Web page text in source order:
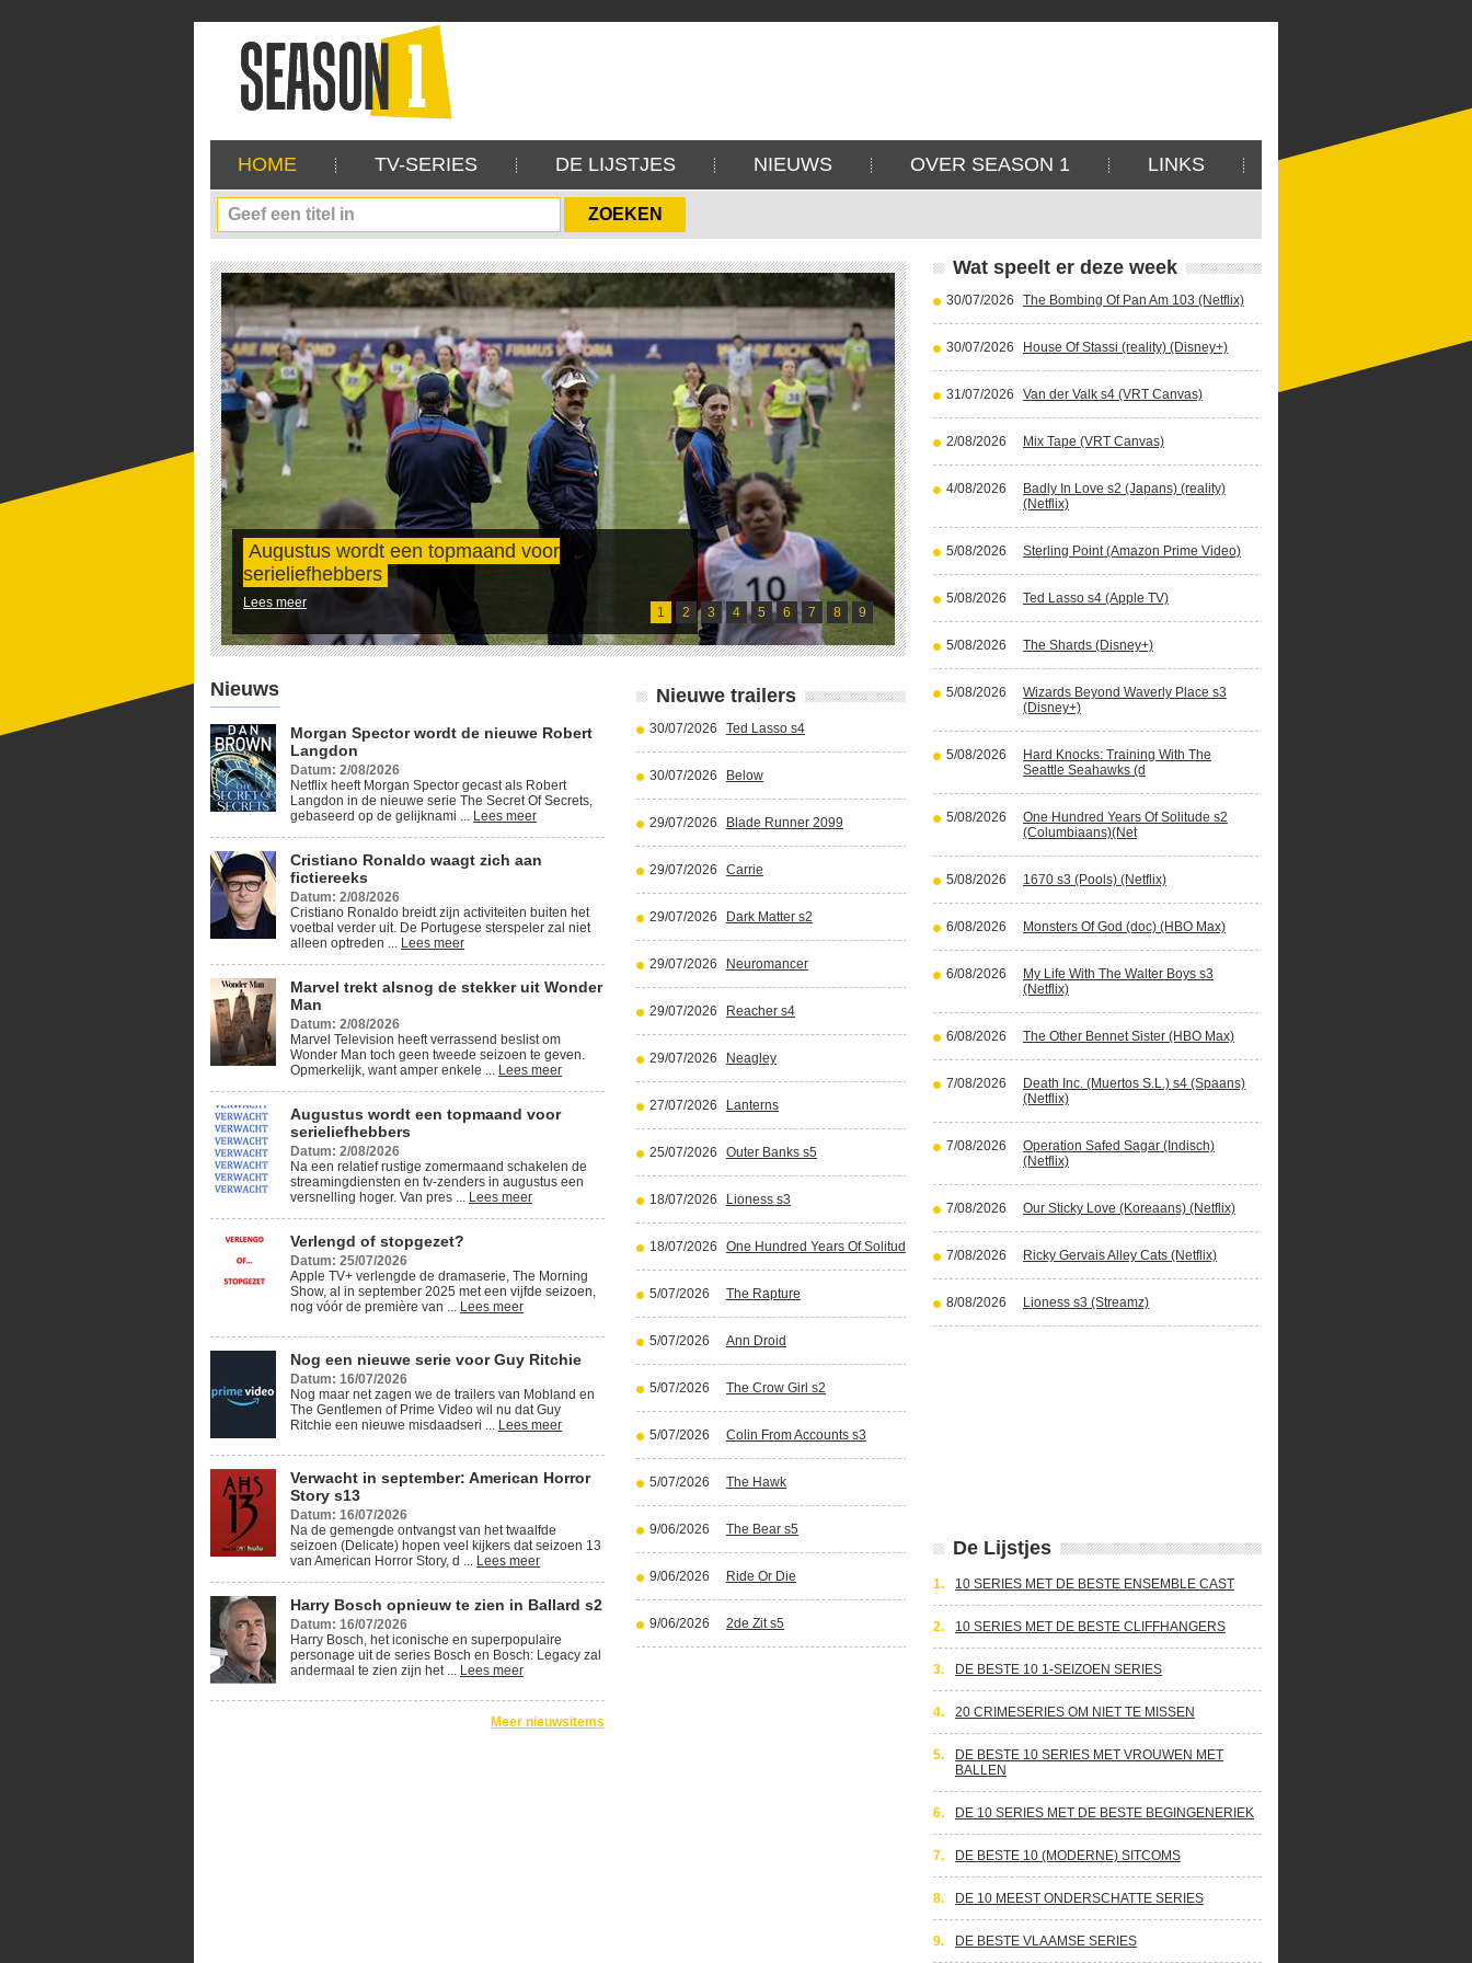
HOME TV-SERIES DE LIJSTJES NIEUWS OVER SEASON 1 LINKS
Augustus wordt een topmaand voor
serieliefhebbers
Lees meer
Cristiano Ronaldo waagt zich aan fictiereeks
Lees meer
1 2 3 4 5 6 7 8 9
Nieuws
Morgan Spector wordt de nieuwe Robert
Langdon
Datum: 2/08/2026
Netflix heeft Morgan Spector gecast als Robert
Langdon in de nieuwe serie The Secret Of Secrets,
gebaseerd op de gelijknami ... Lees meer
Cristiano Ronaldo waagt zich aan
fictiereeks
Datum: 2/08/2026
Cristiano Ronaldo breidt zijn activiteiten buiten het
voetbal verder uit. De Portugese sterspeler zal niet
alleen optreden ... Lees meer
Marvel trekt alsnog de stekker uit Wonder
Man
Datum: 2/08/2026
Marvel Television heeft verrassend beslist om
Wonder Man toch geen tweede seizoen te geven.
Opmerkelijk, want amper enkele ... Lees meer
Augustus wordt een topmaand voor
serieliefhebbers
Datum: 2/08/2026
Na een relatief rustige zomermaand schakelen de
streamingdiensten en tv-zenders in augustus een
versnelling hoger. Van pres ... Lees meer
Verlengd of stopgezet?
Datum: 25/07/2026
Apple TV+ verlengde de dramaserie, The Morning
Show, al in september 2025 met een vijfde seizoen,
nog vóór de première van ... Lees meer
Nog een nieuwe serie voor Guy Ritchie
Datum: 16/07/2026
Nog maar net zagen we de trailers van Mobland en
The Gentlemen of Prime Video wil nu dat Guy
Ritchie een nieuwe misdaadseri ... Lees meer
Verwacht in september: American Horror
Story s13
Datum: 16/07/2026
Na de gemengde ontvangst van het twaalfde
seizoen (Delicate) hopen veel kijkers dat seizoen 13
van American Horror Story, d ... Lees meer
Harry Bosch opnieuw te zien in Ballard s2
Datum: 16/07/2026
Harry Bosch, het iconische en superpopulaire
personage uit de series Bosch en Bosch: Legacy zal
andermaal te zien zijn het ... Lees meer
Meer nieuwsitems
Nieuwe trailers
30/07/2026 Ted Lasso s4
30/07/2026 Below
29/07/2026 Blade Runner 2099
29/07/2026 Carrie
29/07/2026 Dark Matter s2
29/07/2026 Neuromancer
29/07/2026 Reacher s4
29/07/2026 Neagley
27/07/2026 Lanterns
25/07/2026 Outer Banks s5
18/07/2026 Lioness s3
18/07/2026 One Hundred Years Of Solitude part 2
5/07/2026 The Rapture
5/07/2026 Ann Droid
5/07/2026 The Crow Girl s2
5/07/2026 Colin From Accounts s3
5/07/2026 The Hawk
9/06/2026 The Bear s5
9/06/2026 Ride Or Die
9/06/2026 2de Zit s5
Wat speelt er deze week
30/07/2026 The Bombing Of Pan Am 103 (Netflix)
30/07/2026 House Of Stassi (reality) (Disney+)
31/07/2026 Van der Valk s4 (VRT Canvas)
2/08/2026 Mix Tape (VRT Canvas)
4/08/2026
Badly In Love s2 (Japans) (reality)
(Netflix)
5/08/2026 Sterling Point (Amazon Prime Video)
5/08/2026 Ted Lasso s4 (Apple TV)
5/08/2026 The Shards (Disney+)
5/08/2026
Wizards Beyond Waverly Place s3
(Disney+)
5/08/2026
Hard Knocks: Training With The
Seattle Seahawks (d
5/08/2026
One Hundred Years Of Solitude s2
(Columbiaans)(Net
5/08/2026 1670 s3 (Pools) (Netflix)
6/08/2026 Monsters Of God (doc) (HBO Max)
6/08/2026
My Life With The Walter Boys s3
(Netflix)
6/08/2026 The Other Bennet Sister (HBO Max)
7/08/2026
Death Inc. (Muertos S.L.) s4 (Spaans)
(Netflix)
7/08/2026
Operation Safed Sagar (Indisch)
(Netflix)
7/08/2026 Our Sticky Love (Koreaans) (Netflix)
7/08/2026 Ricky Gervais Alley Cats (Netflix)
8/08/2026 Lioness s3 (Streamz)
De Lijstjes
1. 10 SERIES MET DE BESTE ENSEMBLE CAST
2. 10 SERIES MET DE BESTE CLIFFHANGERS
3. DE BESTE 10 1-SEIZOEN SERIES
4. 20 CRIMESERIES OM NIET TE MISSEN
5.
DE BESTE 10 SERIES MET VROUWEN MET
BALLEN
6. DE 10 SERIES MET DE BESTE BEGINGENERIEK
7. DE BESTE 10 (MODERNE) SITCOMS
8. DE 10 MEEST ONDERSCHATTE SERIES
9. DE BESTE VLAAMSE SERIES